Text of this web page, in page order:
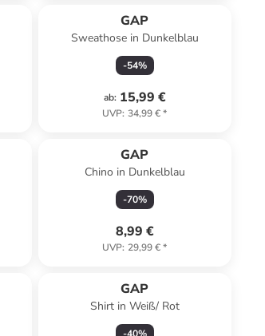
GAP
Sweathose in Dunkelblau
-54%
ab: 15,99 €
UVP: 34,99 €*
GAP
Chino in Dunkelblau
-70%
8,99 €
UVP: 29,99 €*
GAP
Shirt in Weiß/ Rot